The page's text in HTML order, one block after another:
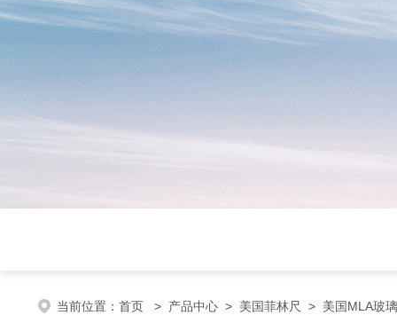
当前位置： 首页 > 产品中心 > 美国菲林尺 > 美国MLA玻